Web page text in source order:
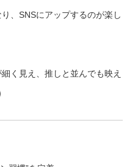
、SNSにアップするのが楽し
く見え、推しと並んでも映え